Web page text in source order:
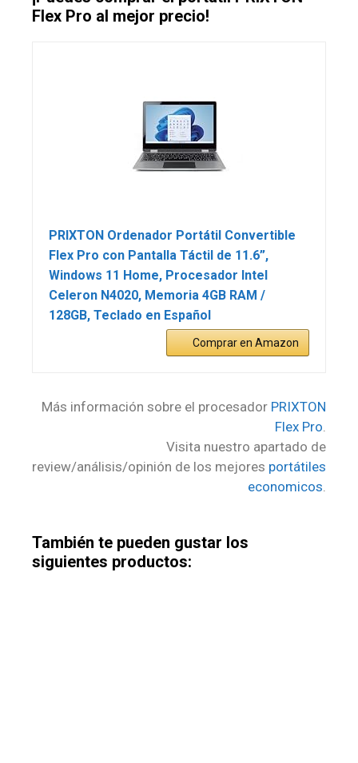
Flex Pro al mejor precio!
PRIXTON Ordenador Portátil Convertible
Flex Pro con Pantalla Táctil de 11.6”,
Windows 11 Home, Procesador Intel
Celeron N4020, Memoria 4GB RAM /
128GB, Teclado en Español
Comprar en Amazon
Más información sobre el procesador PRIXTON
Flex Pro
Visita nuestro apartado de
review/análisis/opinión de los mejores portátiles
economicos
También te pueden gustar los
siguientes productos: